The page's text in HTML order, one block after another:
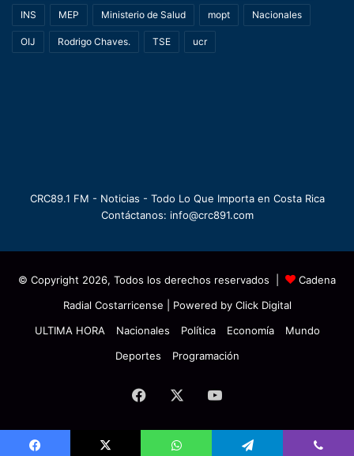
INS MEP Ministerio de Salud mopt Nacionales
OIJ Rodrigo Chaves. TSE ucr
CRC89.1 FM - Noticias - Todo Lo Que Importa en Costa Rica
Contáctanos: info@crc891.com
© Copyright 2026, Todos los derechos reservados |
Cadena
Radial Costarricense | Powered by Click Digital
ULTIMA HORA
Nacionales Política Economía
Mundo
Deportes
Programación
Facebook YouTube